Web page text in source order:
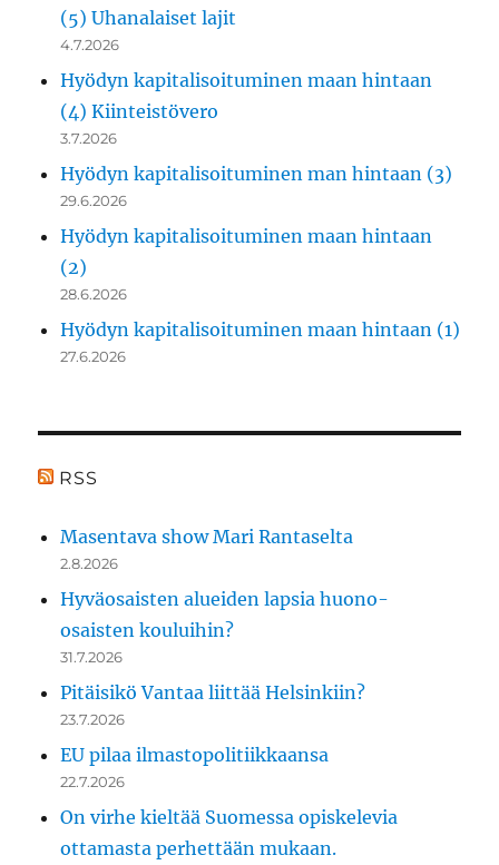
(5) Uhanalaiset lajit
4.7.2026
Hyödyn kapitalisoituminen maan hintaan
(4) Kiinteistövero
3.7.2026
Hyödyn kapitalisoituminen man hintaan (3)
29.6.2026
Hyödyn kapitalisoituminen maan hintaan
(2)
28.6.2026
Hyödyn kapitalisoituminen maan hintaan (1)
27.6.2026
RSS
Masentava show Mari Rantaselta
2.8.2026
Hyväosaisten alueiden lapsia huono-
osaisten kouluihin?
31.7.2026
Pitäisikö Vantaa liittää Helsinkiin?
23.7.2026
EU pilaa ilmastopolitiikkaansa
22.7.2026
On virhe kieltää Suomessa opiskelevia
ottamasta perhettään mukaan.